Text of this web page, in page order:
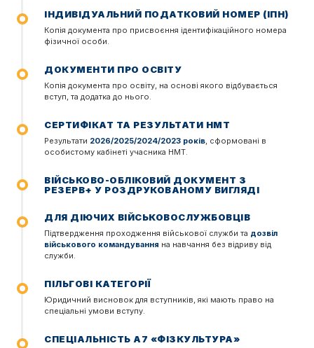
ІНДИВІДУАЛЬНИЙ ПОДАТКОВИЙ НОМЕР (ІПН)
Копія документа про присвоєння ідентифікаційного номера
фізичної особи.
ДОКУМЕНТИ ПРО ОСВІТУ
Копія документа про освіту, на основі якого відбувається
вступ, та додатка до нього.
СЕРТИФІКАТ ТА РЕЗУЛЬТАТИ НМТ
Результати 2026/2025/2024/2023 років, сформовані в
особистому кабінеті учасника НМТ.
ВІЙСЬКОВО-ОБЛІКОВИЙ ДОКУМЕНТ З
РЕЗЕРВ+ У РОЗДРУКОВАНОМУ ВИГЛЯДІ
ДЛЯ ДІЮЧИХ ВІЙСЬКОВОСЛУЖБОВЦІВ
Підтвердження проходження військової служби та дозвіл
військового командування на навчання без відриву від
служби.
ПІЛЬГОВІ КАТЕГОРІЇ
Юридичний висновок для вступників, які мають право на
спеціальні умови вступу.
СПЕЦІАЛЬНІСТЬ А7 «ФІЗКУЛЬТУРА»